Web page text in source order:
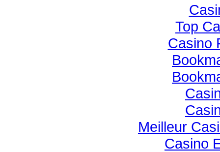
Top
Casino
Meilleur
Casino